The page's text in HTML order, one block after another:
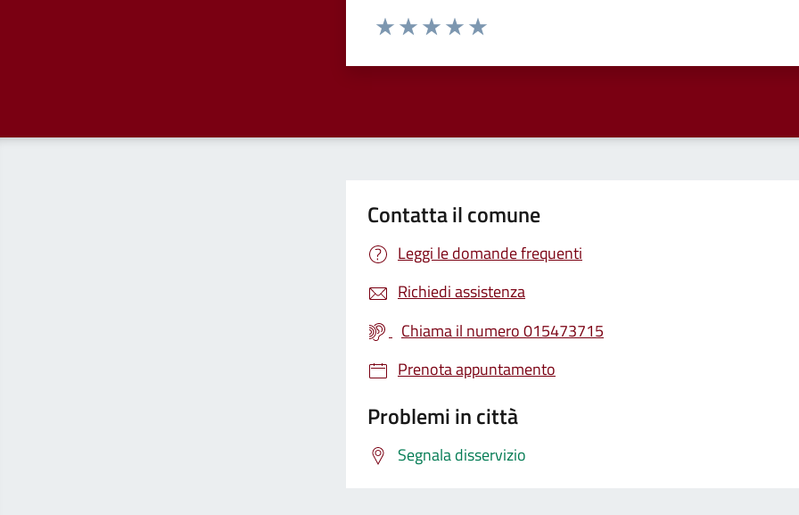
Valuta da 1 a 5 stelle la pagina
Contatta il comune
Leggi le domande frequenti
Richiedi assistenza
Chiama il numero 015473715
Prenota appuntamento
Problemi in città
Segnala disservizio